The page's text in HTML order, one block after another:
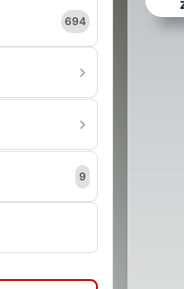
694
9